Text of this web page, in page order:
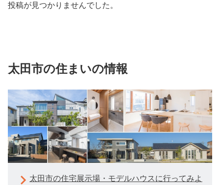
投稿が見つかりませんでした。
太田市の住まいの情報
太田市の住宅展示場・モデルハウスに行ってみよ